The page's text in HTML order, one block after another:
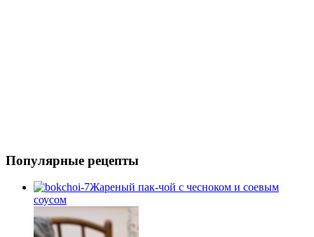
Популярные рецепты
Жареный пак-чой с чесноком и соевым
соусом